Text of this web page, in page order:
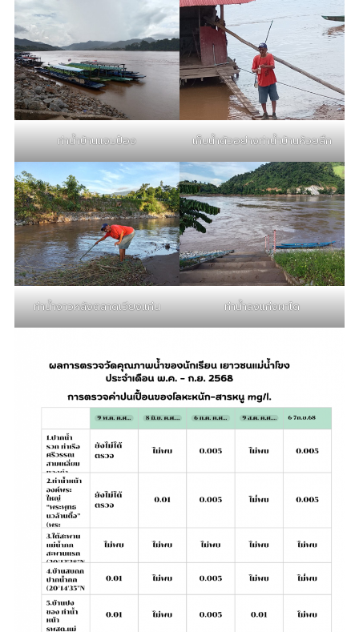
ท่าน้ำบ้านแจมป๋อง เก็บน้ำตัวอย่างท่าน้ำบ้านห้วยลึก
ท่าน้ำงาวหลังตลาดเวียงแก่น ท่าน้ำลงแก่งผาได